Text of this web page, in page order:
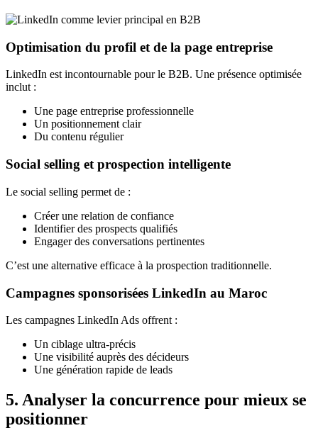
Optimisation du profil et de la page entreprise
LinkedIn est incontournable pour le B2B. Une présence optimisée
inclut :
Une page entreprise professionnelle
Un positionnement clair
Du contenu régulier
Social selling et prospection intelligente
Le social selling permet de :
Créer une relation de confiance
Identifier des prospects qualifiés
Engager des conversations pertinentes
C’est une alternative efficace à la prospection traditionnelle.
Campagnes sponsorisées LinkedIn au Maroc
Les campagnes LinkedIn Ads offrent :
Un ciblage ultra-précis
Une visibilité auprès des décideurs
Une génération rapide de leads
5. Analyser la concurrence pour mieux se
positionner